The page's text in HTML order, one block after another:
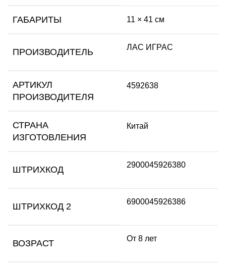
ГАБАРИТЫ 11 × 41 см
ПРОИЗВОДИТЕЛЬ ЛАС ИГРАС
АРТИКУЛ
ПРОИЗВОДИТЕЛЯ
4592638
СТРАНА
ИЗГОТОВЛЕНИЯ
Китай
ШТРИХКОД 2900045926380
ШТРИХКОД 2 6900045926386
ВОЗРАСТ От 8 лет